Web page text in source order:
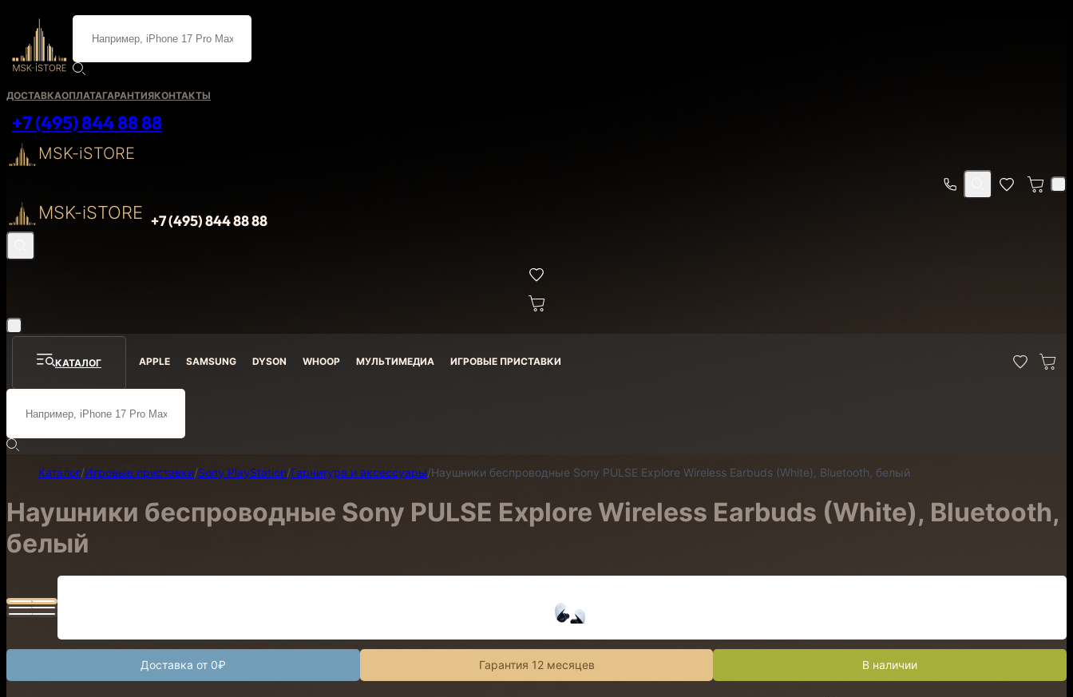
ДОСТАВКАОПЛАТАГАРАНТИЯКОНТАКТЫ
+7 (495) 844 88 88
MSK-iSTORE
MSK-iSTORE +7 (495) 844 88 88
КАТАЛОГ APPLE SAMSUNG DYSON WHOOP МУЛЬТИМЕДИА ИГРОВЫЕ ПРИСТАВКИ
Каталог/Игровые приставки/Sony PlayStation/Гарнитура и аксессуары/Наушники беспроводные Sony PULSE Explore Wireless Earbuds (White), Bluetooth, белый
Наушники беспроводные Sony PULSE Explore Wireless Earbuds (White), Bluetooth,
белый
Доставка от 0₽ Гарантия 12 месяцев В наличии